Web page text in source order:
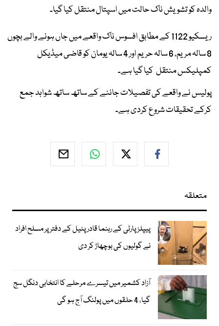
والدہ کو تشویش ناک حالت میں اسپتال منتقل کیا گیا۔
ریسکیو 1122 کے مطابق افسوس ناک واقعے میں جاں ہونے والے بچوں
8 سالہ مریم، 6 سالہ حریم اور 4 سالہ یومان کو قاضی میڈیکل
کمپلیکس منتقل کیا گیا ہے۔
پولیس نے واقعے کی تفصیلات جاننے کے ساتھ ساتھ شواہد جمع
کرکے تحقیقات شروع کردی ہے۔
متعلقہ
پیپلز پارٹی کے رہنما قادر پٹیل کے دفتر پر مسلح افراد
نے گولیوں کی بوچھاڑ کر دی
آزاد کشمیر میں تیسرے مرحلے کا انتخابی دنگل سج
گیا، 4 حلقوں میں پولنگ آج ہو گی